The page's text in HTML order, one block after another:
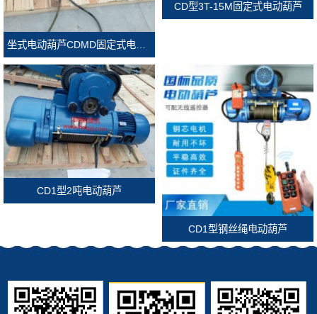
CD型3T-15M固定式电动葫芦
CD1型2吨电动葫芦
CD1型钢丝绳电动葫芦